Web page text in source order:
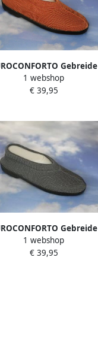
Gebreide
Schoen | Orankje
1 webshop
€ 39,95
Gebreide
Schoen Grijs Silver
Instappers Pantoffel
1 webshop
€ 39,95